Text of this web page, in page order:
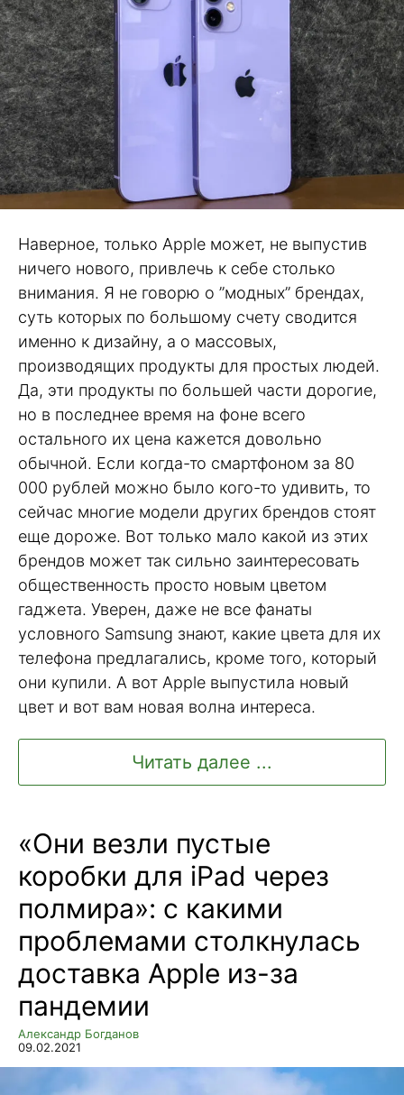
Наверное, только Apple может, не выпустив
ничего нового, привлечь к себе столько
внимания. Я не говорю о ”модных” брендах,
суть которых по большому счету сводится
именно к дизайну, а о массовых,
производящих продукты для простых людей.
Да, эти продукты по большей части дорогие,
но в последнее время на фоне всего
остального их цена кажется довольно
обычной. Если когда-то смартфоном за 80
000 рублей можно было кого-то удивить, то
сейчас многие модели других брендов стоят
еще дороже. Вот только мало какой из этих
брендов может так сильно заинтересовать
общественность просто новым цветом
гаджета. Уверен, даже не все фанаты
условного Samsung знают, какие цвета для их
телефона предлагались, кроме того, который
они купили. А вот Apple выпустила новый
цвет и вот вам новая волна интереса.
Читать далее ...
«Они везли пустые
коробки для iPad через
полмира»: с какими
проблемами столкнулась
доставка Apple из-за
пандемии
Александр Богданов
09.02.2021